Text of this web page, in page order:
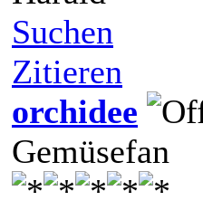
Suchen
Zitieren
orchidee
Gemüsefan